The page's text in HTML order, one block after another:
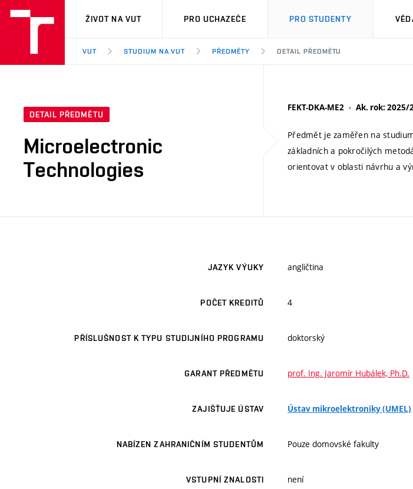
VUT
ŽIVOT NA VUT PRO UCHAZEČE PRO STUDENTY
VUT STUDIUM NA VUT PŘEDMĚTY DETAIL PŘEDMĚTU
DETAIL PŘEDMĚTU
Microelectronic
Technologies
FEKT-DKA-ME2 Ak. rok: 2025/
Předmět je zaměřen na
základních a pokročilých
orientovat v oblasti návrhu a
JAZYK VÝUKY angličtina
POČET KREDITŮ 4
PŘÍSLUŠNOST K TYPU STUDIJNÍHO PROGRAMU doktorský
GARANT PŘEDMĚTU prof. Ing. Jaromír Hubálek, Ph.D.
ZAJIŠŤUJE ÚSTAV Ústav mikroelektroniky (UMEL)
NABÍZEN ZAHRANIČNÍM STUDENTŮM Pouze domovské fakulty
VSTUPNÍ ZNALOSTI není